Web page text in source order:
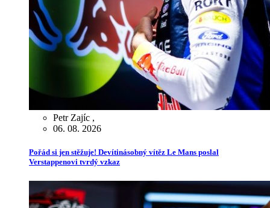
Petr Zajíc ,
06. 08. 2026
Pořád si jen stěžuje! Devítinásobný vítěz Le Mans poslal
Verstappenovi tvrdý vzkaz